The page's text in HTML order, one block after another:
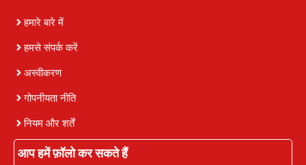
हमारे बारे में
हमसे संपर्क करें
अस्वीकरण
गोपनीयता नीति
नियम और शर्तें
आप हमें फ़ॉलो कर सकते हैं